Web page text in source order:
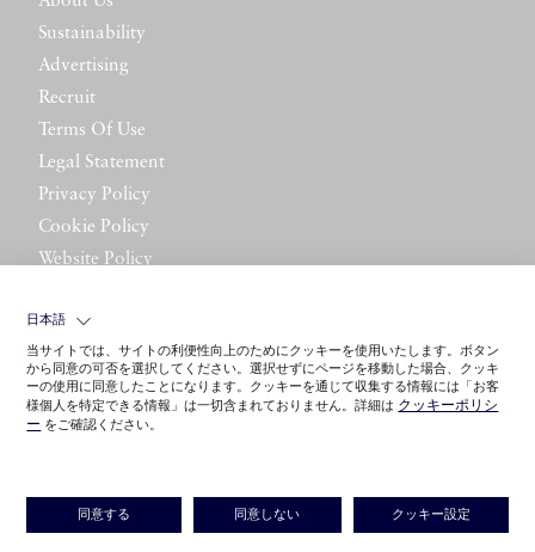
Sustainability
Advertising
Recruit
Terms Of Use
Legal Statement
Privacy Policy
Cookie Policy
Website Policy
日本語
当サイトでは、サイトの利便性向上のためにクッキーを使用いたします。ボタン
から同意の可否を選択してください。選択せずにページを移動した場合、クッキ
ーの使用に同意したことになります。クッキーを通じて収集する情報には「お客
様個人を特定できる情報」は一切含まれておりません。詳細は クッキーポリシ
ー をご確認ください。
同意する 同意しない クッキー設定